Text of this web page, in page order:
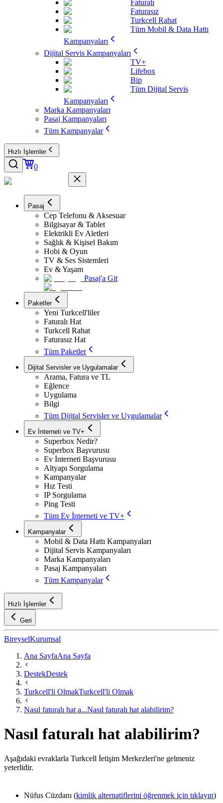
Faturalı
Faturasız
Turkcell Rahat
Tüm Mobil & Data Hattı
Kampanyaları
Dijital Servis Kampanyaları
TV+
Lifebox
Bip
Tüm Dijital Servis
Kampanyaları
Marka Kampanyaları
Pasaj Kampanyaları
Tüm Kampanyalar
Hızlı İşlemler
0
Pasaj
Cep Telefonu & Aksesuar
Bilgisayar & Tablet
Elektrikli Ev Aletleri
Sağlık & Kişisel Bakım
Hobi & Oyun
TV & Ses Sistemleri
Ev & Yaşam
Pasaj'a Git
Paketler
Yeni Turkcell'liler
Faturalı Hat
Turkcell Rahat
Faturasız Hat
Tüm Paketler
Dijital Servisler ve Uygulamalar
Arama, Fatura ve TL
Eğlence
Uygulama
Bilgi
Tüm Dijital Servisler ve Uygulamalar
Ev İnterneti ve TV+
Superbox Nedir?
Superbox Başvurusu
Ev İnterneti Başvurusu
Altyapı Sorgulama
Kampanyalar
Hız Testi
IP Sorgulama
Ping Testi
Tüm Ev İnterneti ve TV+
Kampanyalar
Mobil & Data Hattı Kampanyaları
Dijital Servis Kampanyaları
Marka Kampanyaları
Pasaj Kampanyaları
Tüm Kampanyalar
Hızlı İşlemler
Geri
BireyselKurumsal
Ana SayfaAna Sayfa
DestekDestek
Turkcell'li OlmakTurkcell'li Olmak
Nasıl faturalı hat a...Nasıl faturalı hat alabilirim?
Nasıl faturalı hat alabilirim?
​Aşağıdaki evraklarla Turkcell İetişim Merkezleri'ne gelmeniz
yeterlidir.
Nüfus Cüzdanı (kimlik alternatiflerini öğrenmek için tıklayın​)